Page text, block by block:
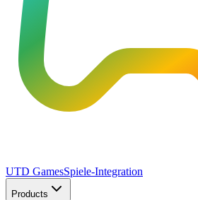
UTD GamesSpiele-Integration
Products